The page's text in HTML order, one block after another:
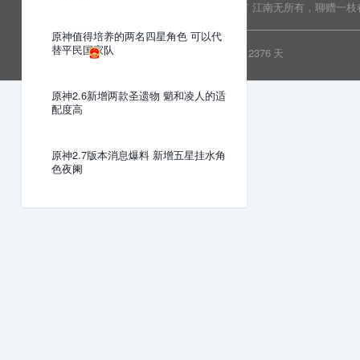
原神值得培养的两名四星角色 可以代
替平民国家队
原神2.6新增两款圣遗物 魈和凌人的适
配度高
原神2.7版本消息爆料 新增五星挂水角
色夜阑
Copyright © 2022 乐分享 版权所有 江南无所有，聊赠一枝
粤ICP备19081718号 2376 天